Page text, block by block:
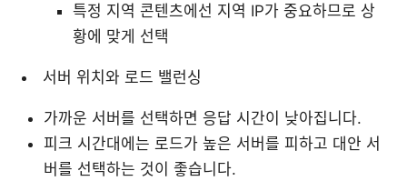
특정 지역 콘텐츠에선 지역 IP가 중요하므로 상
황에 맞게 선택
서버 위치와 로드 밸런싱
가까운 서버를 선택하면 응답 시간이 낮아집니다.
피크 시간대에는 로드가 높은 서버를 피하고 대안 서
버를 선택하는 것이 좋습니다.